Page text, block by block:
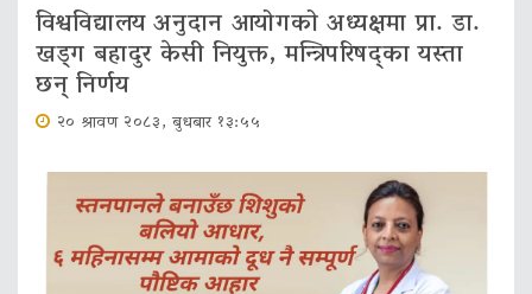
विश्वविद्यालय अनुदान आयोगको अध्यक्षमा प्रा. डा.
खड्ग बहादुर केसी नियुक्त, मन्त्रिपरिषद्का यस्ता
छन् निर्णय
२० श्रावण २०८३, बुधबार १३:५५